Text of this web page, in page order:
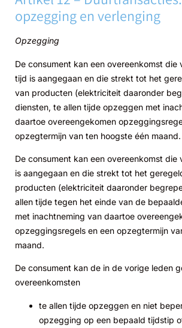
opzegging en verlenging
Opzegging
De consument kan een overeenkomst die
tijd is aangegaan en die strekt tot het
van producten (elektriciteit daaronder
diensten, te allen tijde opzeggen met
daartoe overeengekomen
opzegtermijn van ten hoogste één maand.
De consument kan een overeenkomst die
is aangegaan en die strekt tot het
producten (elektriciteit daaronder
allen tijde tegen het einde van de
met inachtneming van daartoe
opzeggingsregels en een opzegtermijn
maand.
De consument kan de in de vorige leden
overeenkomsten
te allen tijde opzeggen en niet
opzegging op een bepaald tijdstip